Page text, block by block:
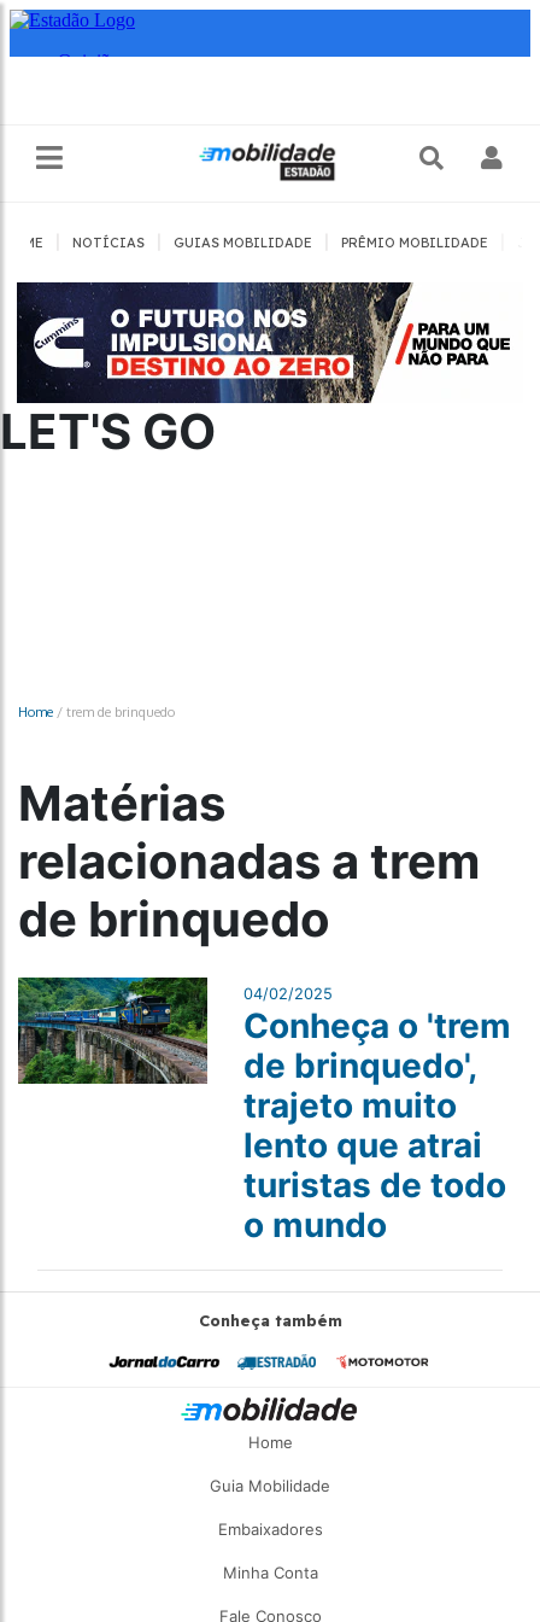
HOME NOTÍCIAS GUIAS MOBILIDADE PRÊMIO MOBILIDADE
LET'S GO
Home / trem de brinquedo
Matérias
relacionadas a trem
de brinquedo
04/02/2025
Conheça o 'trem
de brinquedo',
trajeto muito
lento que atrai
turistas de todo
o mundo
Conheça também
Home
Guia Mobilidade
Embaixadores
Minha Conta
Fale Conosco